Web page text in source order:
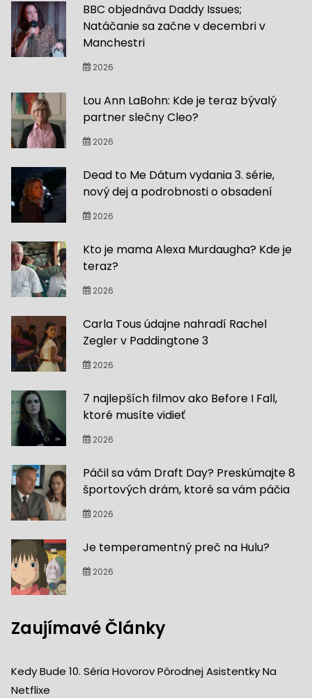
BBC objednáva Daddy Issues;
Natáčanie sa začne v decembri v
Manchestri
2026
Lou Ann LaBohn: Kde je teraz bývalý
partner slečny Cleo?
2026
Dead to Me Dátum vydania 3. série,
nový dej a podrobnosti o obsadení
2026
Kto je mama Alexa Murdaugha? Kde je
teraz?
2026
Carla Tous údajne nahradí Rachel
Zegler v Paddingtone 3
2026
7 najlepších filmov ako Before I Fall,
ktoré musíte vidieť
2026
Páčil sa vám Draft Day? Preskúmajte 8
športových drám, ktoré sa vám páčia
2026
Je temperamentný preč na Hulu?
2026
Zaujímavé Články
Kedy Bude 10. Séria Hovorov Pôrodnej Asistentky Na
Netflixe